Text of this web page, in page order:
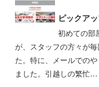
ピックア
初めての部
が、スタッフの方々が
た。特に、メールでの
ました。引越しの繁忙…